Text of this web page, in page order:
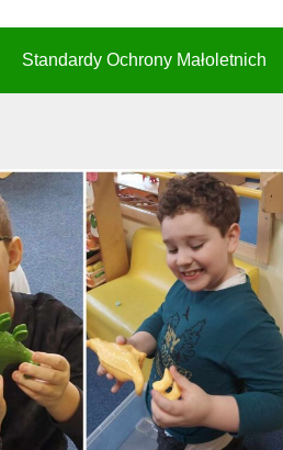
Standardy Ochrony Małoletnich